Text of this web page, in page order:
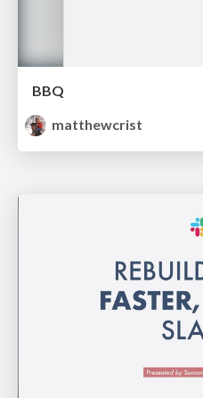
BBQ
matthewcrist